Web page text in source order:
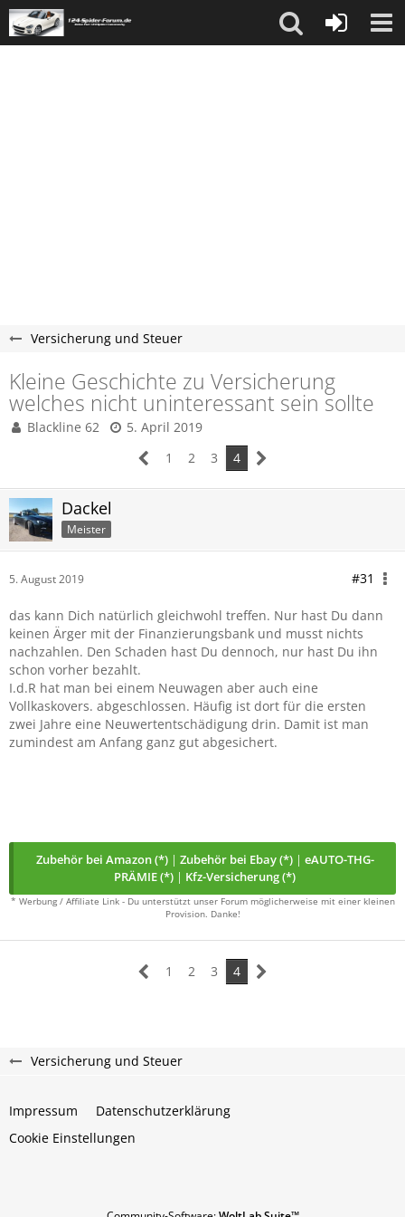
Versicherung und Steuer
Kleine Geschichte zu Versicherung
welches nicht uninteressant sein sollte
Blackline 62
5. April 2019
1
2 3 4
Dackel
Meister
5. August 2019 #31
das kann Dich natürlich gleichwohl treffen. Nur hast Du dann
keinen Ärger mit der Finanzierungsbank und musst nichts
nachzahlen. Den Schaden hast Du dennoch, nur hast Du ihn
schon vorher bezahlt.
I.d.R hat man bei einem Neuwagen aber auch eine
Vollkaskovers. abgeschlossen. Häufig ist dort für die ersten
zwei Jahre eine Neuwertentschädigung drin. Damit ist man
zumindest am Anfang ganz gut abgesichert.
Zubehör bei Amazon (*)| Zubehör bei Ebay (*)| eAUTO-THG-
PRÄMIE (*) | Kfz-Versicherung (*)
* Werbung / Affiliate Link - Du unterstützt unser Forum möglicherweise mit einer kleinen
Provision. Danke!
1 2 3 4
Versicherung und Steuer
Impressum
Datenschutzerklärung
Cookie Einstellungen